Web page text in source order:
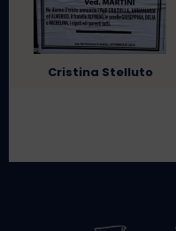
Cristina Stelluto